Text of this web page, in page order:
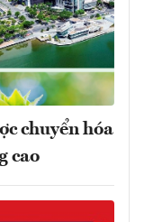
chuyển hóa
cao